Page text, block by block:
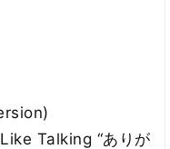
Talking “ありが